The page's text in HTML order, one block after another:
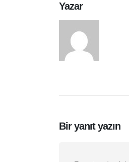
Yazar
Bir yanıt yazın